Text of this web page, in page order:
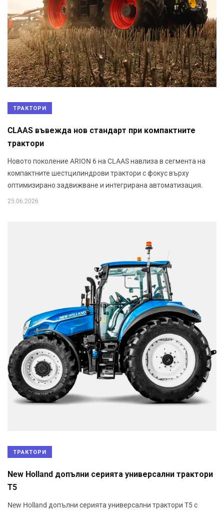
ТРАКТОРИ
CLAAS въвежда нов стандарт при компактните
трактори
Новото поколение ARION 6 на CLAAS навлиза в сегмента на
компактните шестцилиндрови трактори с фокус върху
оптимизирано задвижване и интегрирана автоматизация.
25.06.2026
ТРАКТОРИ
New Holland допълни серията универсални трактори
T5
New Holland допълни серията универсални трактори T5 с